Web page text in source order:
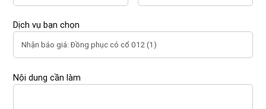
Dịch vụ bạn chọn
Nội dung cần làm